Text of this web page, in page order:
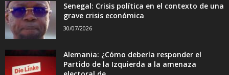
Senegal: Crisis política en el contexto de una
grave crisis económica
30/07/2026
Alemania: ¿Cómo debería responder el
Partido de la Izquierda a la amenaza